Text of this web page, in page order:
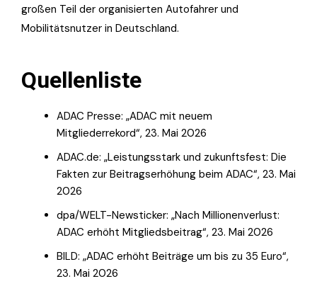
großen Teil der organisierten Autofahrer und
Mobilitätsnutzer in Deutschland.
Quellenliste
ADAC Presse: „ADAC mit neuem
Mitgliederrekord“, 23. Mai 2026
ADAC.de: „Leistungsstark und zukunftsfest: Die
Fakten zur Beitragserhöhung beim ADAC“, 23. Mai
2026
dpa/WELT-Newsticker: „Nach Millionenverlust:
ADAC erhöht Mitgliedsbeitrag“, 23. Mai 2026
BILD: „ADAC erhöht Beiträge um bis zu 35 Euro“,
23. Mai 2026